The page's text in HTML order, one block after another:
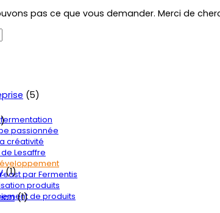
fermentation
passionnée
créativité
Lesaffre
par Fermentis
produits
de produits
pas ce que vous demander. Merci de
(5)
(1)
(1)